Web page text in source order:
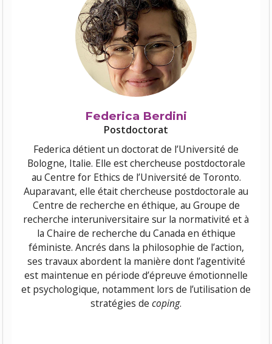
Federica Berdini
Postdoctorat
Federica détient un doctorat de l’Université de
Bologne, Italie. Elle est chercheuse postdoctorale
au Centre for Ethics de l’Université de Toronto.
Auparavant, elle était chercheuse postdoctorale au
Centre de recherche en éthique, au Groupe de
recherche interuniversitaire sur la normativité et à
la Chaire de recherche du Canada en éthique
féministe. Ancrés dans la philosophie de l’action,
ses travaux abordent la manière dont l’agentivité
est maintenue en période d’épreuve émotionnelle
et psychologique, notamment lors de l’utilisation de
stratégies de coping.